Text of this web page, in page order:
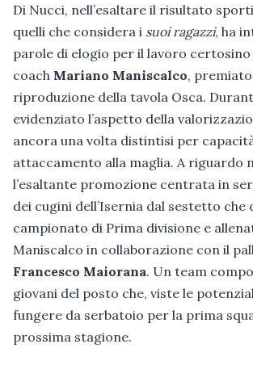
Di Nucci, nell’esaltare il risultato
quelli che considera i suoi ragazzi, ha
parole di elogio per il lavoro
coach Mariano Maniscalco,
riproduzione della tavola Osca.
evidenziato l’aspetto della
ancora una volta distintisi per
attaccamento alla maglia. A riguardo
l’esaltante promozione centrata in
dei cugini dell’Isernia dal sestetto che
campionato di Prima divisione e
Maniscalco in collaborazione con il
Francesco Maiorana. Un team
giovani del posto che, viste le
fungere da serbatoio per la prima
prossima stagione.